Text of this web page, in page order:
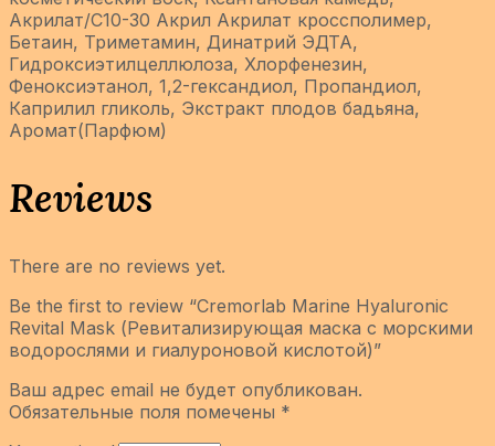
Акрилат/C10-30 Акрил Акрилат кроссполимер,
Бетаин, Триметамин, Динатрий ЭДТА,
Гидроксиэтилцеллюлоза, Хлорфенезин,
Феноксиэтанол, 1,2-гександиол, Пропандиол,
Каприлил гликоль, Экстракт плодов бадьяна,
Аромат(Парфюм)
Reviews
There are no reviews yet.
Be the first to review “Cremorlab Marine Hyaluronic
Revital Mask (Ревитализирующая маска с морскими
водорослями и гиалуроновой кислотой)”
Ваш адрес email не будет опубликован.
Обязательные поля помечены *